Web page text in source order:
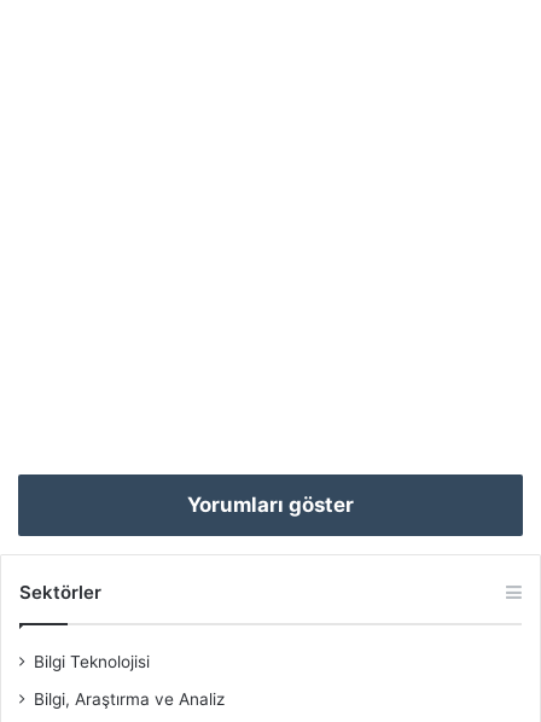
Yorumları göster
Sektörler
Bilgi Teknolojisi
Bilgi, Araştırma ve Analiz